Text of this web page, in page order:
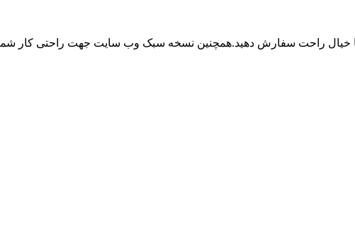
خیال راحت سفارش دهید.همچنین نسخه سبک وب سایت جهت راحتی کار